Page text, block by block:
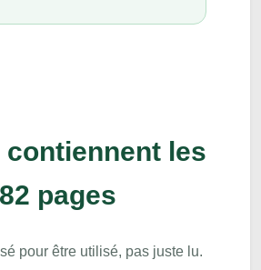
contiennent les
82 pages
pour être utilisé, pas juste lu.